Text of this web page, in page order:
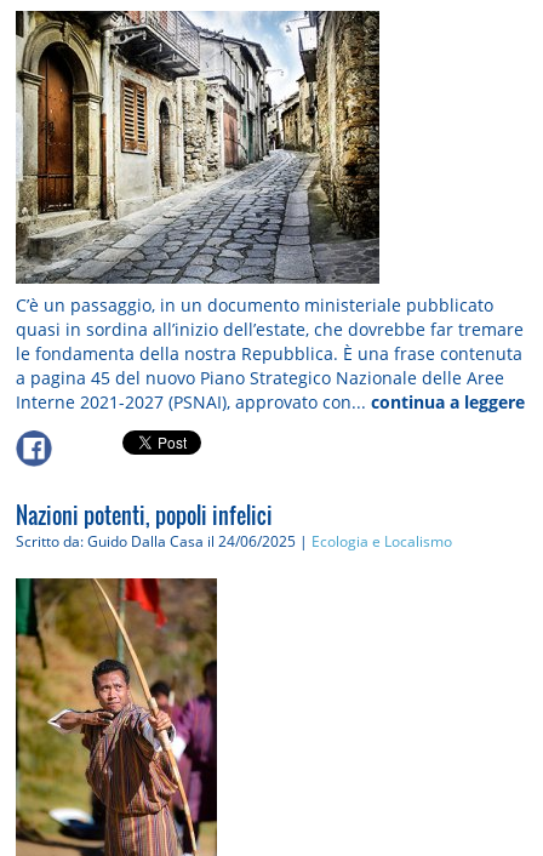
C’è un passaggio, in un documento ministeriale pubblicato
quasi in sordina all’inizio dell’estate, che dovrebbe far tremare
le fondamenta della nostra Repubblica. È una frase contenuta
a pagina 45 del nuovo Piano Strategico Nazionale delle Aree
Interne 2021-2027 (PSNAI), approvato con...continua a leggere
Nazioni potenti, popoli infelici
Scritto da: Guido Dalla Casa il 24/06/2025 | Ecologia e Localismo